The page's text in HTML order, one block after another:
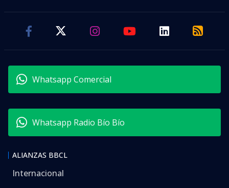
Whatsapp Comercial
Whatsapp Radio Bío Bío
ALIANZAS BBCL
Internacional